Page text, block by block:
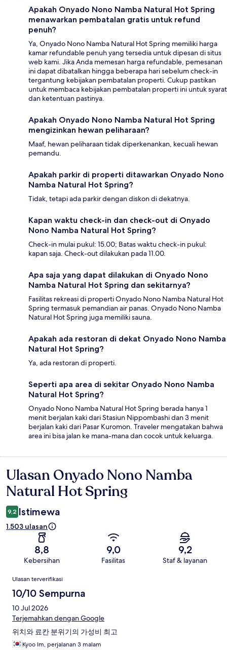
Apakah Onyado Nono Namba Natural Hot Spring
menawarkan pembatalan gratis untuk refund
penuh?
Ya, Onyado Nono Namba Natural Hot Spring memiliki harga
kamar refundable penuh yang tersedia untuk dipesan di situs
web kami. Jika Anda memesan harga refundable, pemesanan
ini dapat dibatalkan hingga beberapa hari sebelum check-in
tergantung kebijakan pembatalan properti. Cukup pastikan
untuk membaca kebijakan pembatalan properti ini untuk syarat
dan ketentuan pastinya.
Apakah Onyado Nono Namba Natural Hot Spring
mengizinkan hewan peliharaan?
Maaf, hewan peliharaan tidak diperkenankan, kecuali hewan
pemandu.
Apakah parkir di properti ditawarkan Onyado Nono
Namba Natural Hot Spring?
Tidak, tetapi ada parkir dengan diskon di dekatnya.
Kapan waktu check-in dan check-out di Onyado
Nono Namba Natural Hot Spring?
Check-in mulai pukul: 15.00; Batas waktu check-in pukul:
kapan saja. Check-out dilakukan pada 11.00.
Apa saja yang dapat dilakukan di Onyado Nono
Namba Natural Hot Spring dan sekitarnya?
Fasilitas rekreasi di properti Onyado Nono Namba Natural Hot
Spring termasuk pemandian air panas. Onyado Nono Namba
Natural Hot Spring juga memiliki sauna.
Apakah ada restoran di dekat Onyado Nono Namba
Natural Hot Spring?
Ya, ada restoran di properti.
Seperti apa area di sekitar Onyado Nono Namba
Natural Hot Spring?
Onyado Nono Namba Natural Hot Spring berada hanya 1
menit berjalan kaki dari Stasiun Nippombashi dan 3 menit
berjalan kaki dari Pasar Kuromon. Traveler mengatakan bahwa
area ini bisa jalan ke mana-mana dan cocok untuk keluarga.
Ulasan
Ulasan Onyado Nono Namba
Natural Hot Spring
9,2 Istimewa
1.503 ulasan
8,8
Kebersihan
9,0
Fasilitas
9,2
Staf & layanan
Ulasan
Ulasan terverifikasi
10/10 Sempurna
10 Jul 2026
Terjemahkan dengan Google
위치와 료칸 분위기의 가성비 최고
Kyoo Im, perjalanan 3 malam